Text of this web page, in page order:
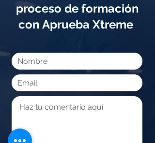
proceso de formación
con Aprueba Xtreme